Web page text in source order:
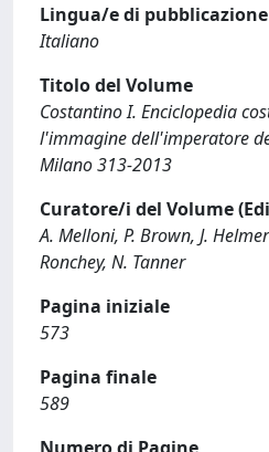
Lingua/e di pubblicazione
Italiano
Titolo del Volume
Costantino I. Enciclopedia
l'immagine dell'imperatore
Milano 313-2013
Curatore/i del Volume
A. Melloni, P. Brown, J.
Ronchey, N. Tanner
Pagina iniziale
573
Pagina finale
589